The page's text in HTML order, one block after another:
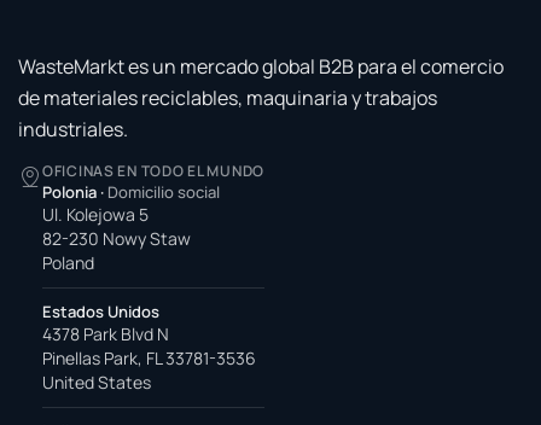
WasteMarkt es un mercado global B2B para el comercio
de materiales reciclables, maquinaria y trabajos
industriales.
OFICINAS EN TODO EL MUNDO
Polonia · Domicilio social
Ul. Kolejowa 5
82-230 Nowy Staw
Poland
Estados Unidos
4378 Park Blvd N
Pinellas Park, FL 33781-3536
United States